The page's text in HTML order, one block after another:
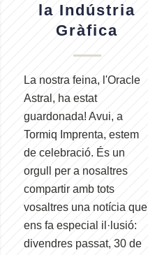
la Indústria
Gràfica
La nostra feina, l'Oracle
Astral, ha estat
guardonada! Avui, a
Tormiq Imprenta, estem
de celebració. És un
orgull per a nosaltres
compartir amb tots
vosaltres una notícia que
ens fa especial il·lusió:
divendres passat, 30 de